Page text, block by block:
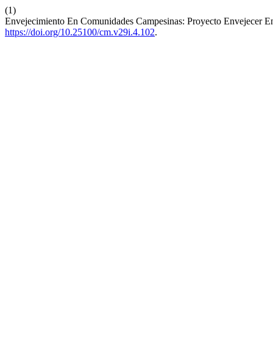
(1)
Envejecimiento En Comunidades Campesinas: Proyecto Envejecer
https://doi.org/10.25100/cm.v29i.4.102.